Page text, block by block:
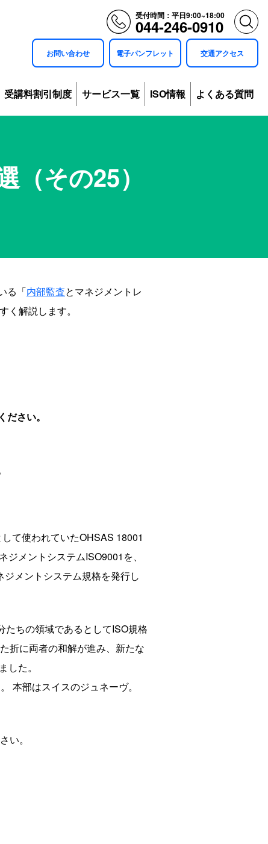
受付時間：平日9:00~18:00
044-246-0910
お問い合わせ 電子パンフレット 交通アクセス
受講料割引制度 サービス一覧 ISO情報 よくある質問
その25）
る「内部監査とマネジメントレ
く解説します。
さい。
て使われていたOHSAS 18001
メントシステムISO9001を、
メントシステム規格を発行し
たちの領域であるとしてISO規格
折に両者の和解が進み、新たな
た。
本部はスイスのジュネーヴ。
い。